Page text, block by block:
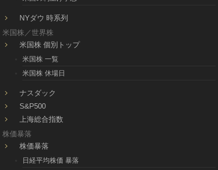
NYダウ 時系列
米国株／世界株
米国株 個別トップ
米国株 一覧
米国株 休場日
ナスダック
S&P500
上海総合指数
株価暴落
株価暴落
日経平均株価 暴落